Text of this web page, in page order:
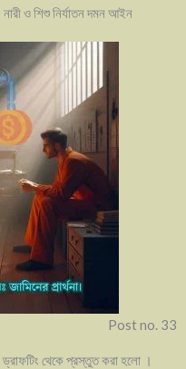
নারী ও শিশু নির্যাতন দমন আইন
Post no. 33
ড্রাফটিং থেকে প্রস্তুত করা হলো ।